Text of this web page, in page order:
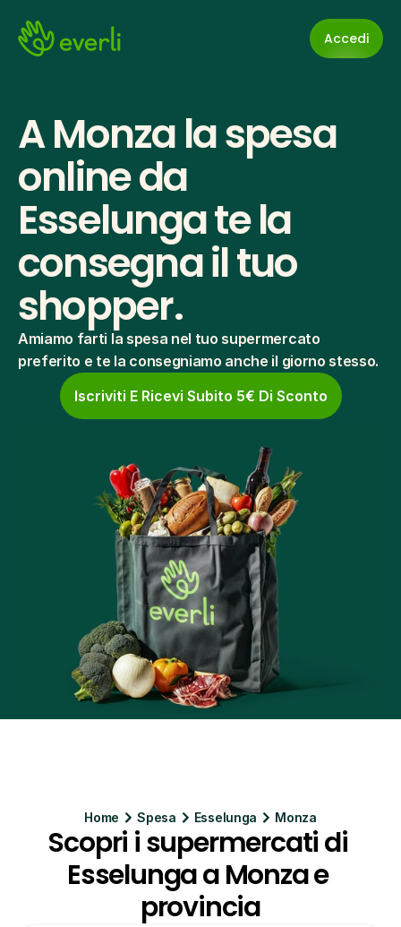
Accedi
A Monza la spesa
online da
Esselunga te la
consegna il tuo
shopper.
Amiamo farti la spesa nel tuo supermercato
preferito e te la consegniamo anche il giorno stesso.
Iscriviti E Ricevi Subito 5€ Di Sconto
Home Spesa Esselunga Monza
Scopri i supermercati di
Esselunga a Monza e
provincia